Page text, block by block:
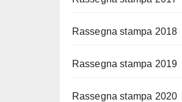
Rassegna stampa 2018
Rassegna stampa 2019
Rassegna stampa 2020